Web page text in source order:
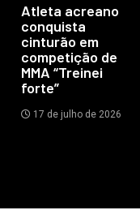
Atleta acreano
conquista
cinturão em
competição de
MMA “Treinei
forte”
17 de julho de 2026